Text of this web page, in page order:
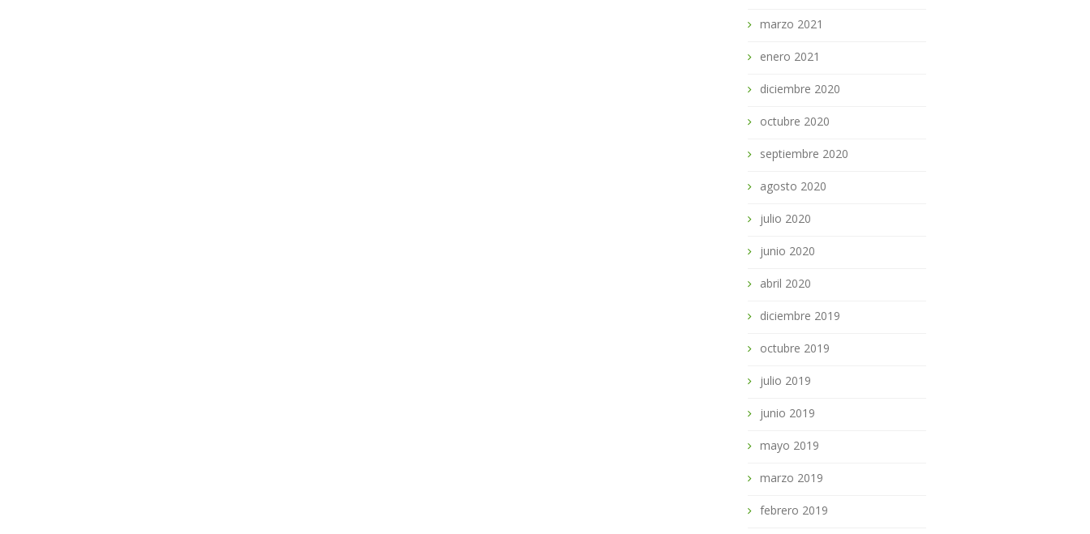
marzo 2021
enero 2021
diciembre 2020
octubre 2020
septiembre 2020
agosto 2020
julio 2020
junio 2020
abril 2020
diciembre 2019
octubre 2019
julio 2019
junio 2019
mayo 2019
marzo 2019
febrero 2019